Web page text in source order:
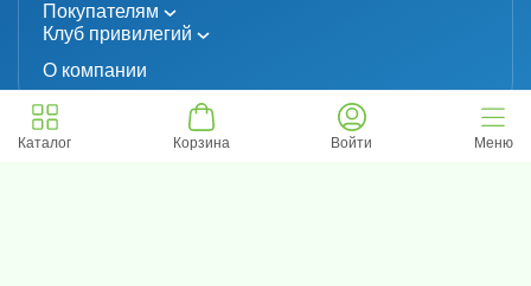
Покупателям
Клуб привилегий
О компании
© 2024 «MolecuLab». Все права защищены.
Каталог Корзина Войти Меню